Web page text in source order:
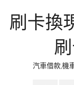
刷卡換
汽車借款,機